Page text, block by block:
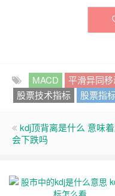
MACD 平滑异同
股票技术指标
股票指
kdj顶背离是什么 意味
会下跌吗